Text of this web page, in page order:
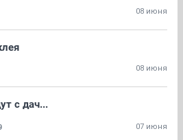
08 июня
08 июня
с дач...
07 июня